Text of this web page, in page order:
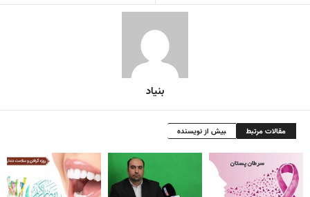
بنیاد
مقالات مرتبط بیش از نویسنده